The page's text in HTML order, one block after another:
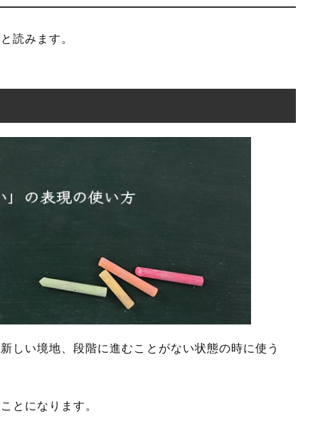
と読みます。
しい境地、段階に進むことがない状態の時に使う
とになります。